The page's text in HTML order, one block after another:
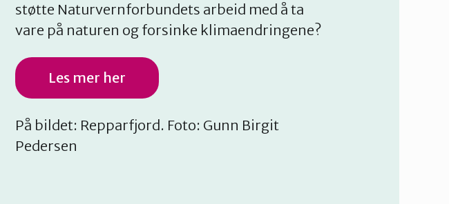
støtte Naturvernforbundets arbeid med å ta
vare på naturen og forsinke klimaendringene?
Les mer her
På bildet: Repparfjord. Foto: Gunn Birgit
Pedersen